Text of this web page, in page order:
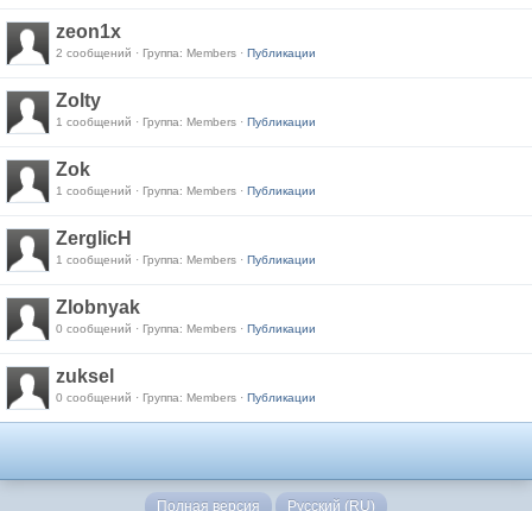
zeon1x
2 сообщений · Группа: Members · Публикации
Zolty
1 сообщений · Группа: Members · Публикации
Zok
1 сообщений · Группа: Members · Публикации
ZerglicH
1 сообщений · Группа: Members · Публикации
Zlobnyak
0 сообщений · Группа: Members · Публикации
zuksel
0 сообщений · Группа: Members · Публикации
Полная версия Русский (RU)